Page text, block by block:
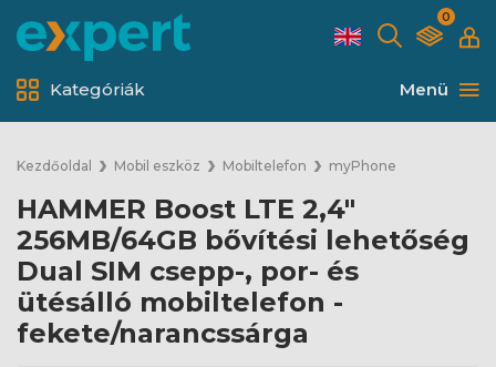
0
Menü
Kategóriák
Kezdőoldal Mobil eszköz Mobiltelefon myPhone
HAMMER Boost LTE 2,4"
256MB/64GB bővítési lehetőség
Dual SIM csepp-, por- és
ütésálló mobiltelefon -
fekete/narancssárga